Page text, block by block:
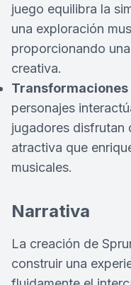
juego equilibra la
una exploración
proporcionando
creativa.
Transformaciones
personajes
jugadores disfrutan
atractiva que
musicales.
Narrativa
La creación de
construir una